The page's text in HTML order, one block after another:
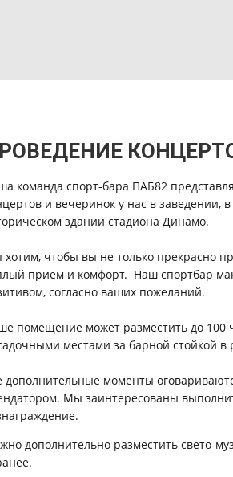
команда спорт-бара ПАБ82
и вечеринок у нас в заведении,
здании стадиона Динамо.
чтобы вы не только прекрасно
приём и комфорт. Наш спортбар
согласно ваших пожеланий.
помещение может разместить до 100
местами за барной стойкой в
дополнительные моменты
Мы заинтересованы
дополнительно разместить свето-